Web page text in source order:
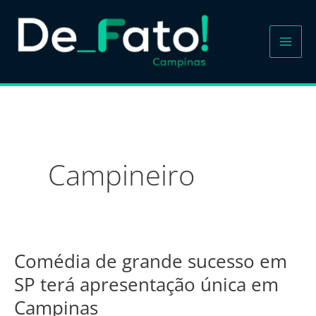
para
Campineiro
Comédia de grande sucesso em
SP terá apresentação única em
Campinas
Comédia
de
grande